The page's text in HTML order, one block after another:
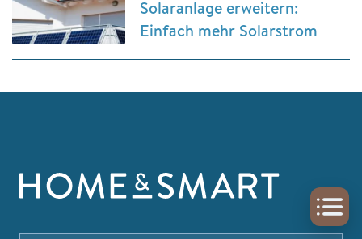
Solaranlage erweitern:
Einfach mehr Solarstrom